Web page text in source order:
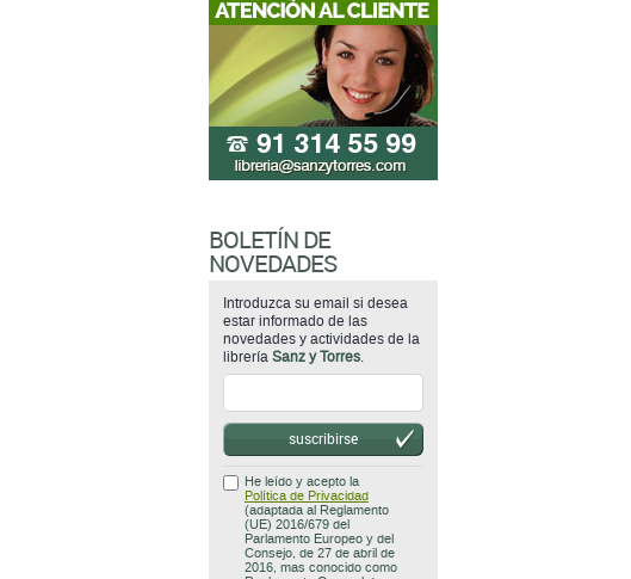
BOLETÍN DE
NOVEDADES
Introduzca su email si desea
estar informado de las
novedades y actividades de la
librería Sanz y Torres.
suscribirse
He leído y acepto la
Política de Privacidad
(adaptada al Reglamento
(UE) 2016/679 del
Parlamento Europeo y del
Consejo, de 27 de abril de
2016, mas conocido como